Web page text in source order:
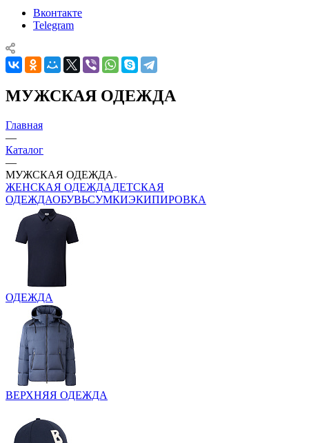
Вконтакте
Telegram
МУЖСКАЯ ОДЕЖДА
Главная
—
Каталог
—
МУЖСКАЯ ОДЕЖДА
ЖЕНСКАЯ ОДЕЖДАДЕТСКАЯ
ОДЕЖДАОБУВЬСУМКИЭКИПИРОВКА
ОДЕЖДА
ВЕРХНЯЯ ОДЕЖДА